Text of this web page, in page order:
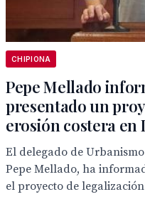
CHIPIONA
Pepe Mellado
presentado un
erosión costera en
El delegado de
Pepe Mellado, ha
el proyecto de